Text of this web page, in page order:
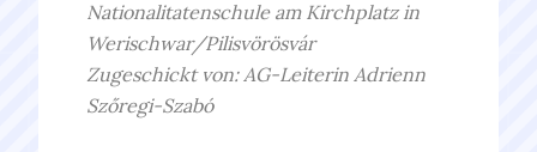
Nationalitatenschule am Kirchplatz in
Werischwar/Pilisvörösvár
Zugeschickt von: AG-Leiterin Adrienn
Szőregi-Szabó